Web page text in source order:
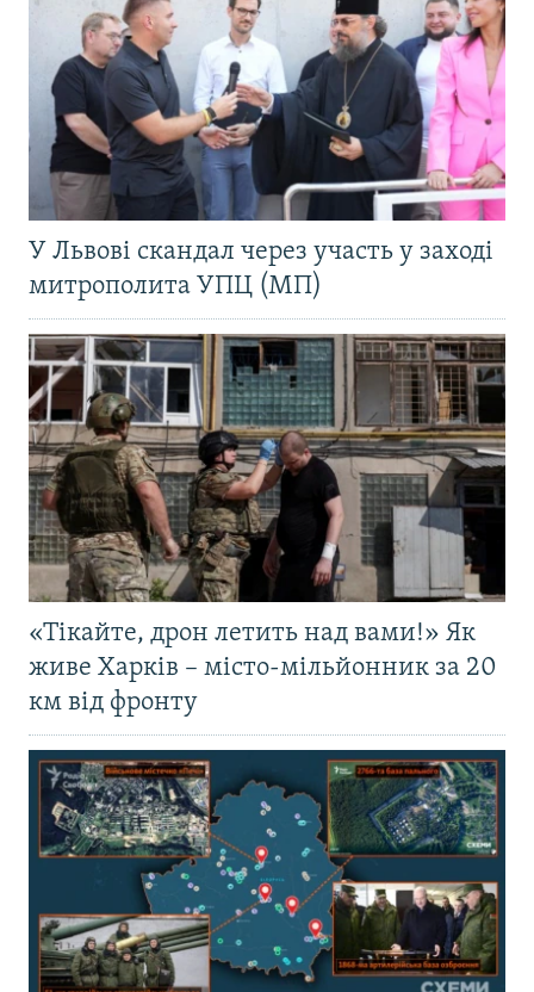
У Львові скандал через участь у заході
митрополита УПЦ (МП)
«Тікайте, дрон летить над вами!» Як
живе Харків – місто-мільйонник за 20
км від фронту